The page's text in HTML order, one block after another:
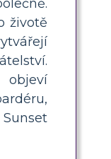
životě